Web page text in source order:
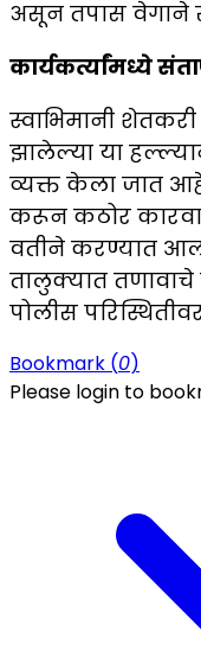
असून तपास
कार्यकर्त्यांमध्ये
स्वाभिमानी
झालेल्या या
व्यक्त केला जात
करून कठोर
वतीने करण्यात
तालुक्यात
पोलीस
Bookmark (0)
Please login to